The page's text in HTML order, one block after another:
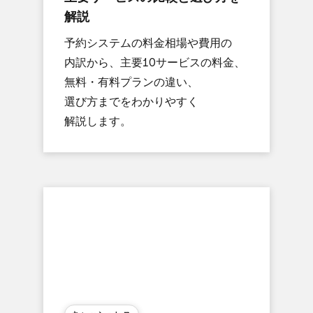
解説
予約システムの​料金相場や​費用の​
内訳から、​主要10サービスの​料金、​
無料・​有料プランの​違い、​
選び方までを​わかりやすく​
解説します。